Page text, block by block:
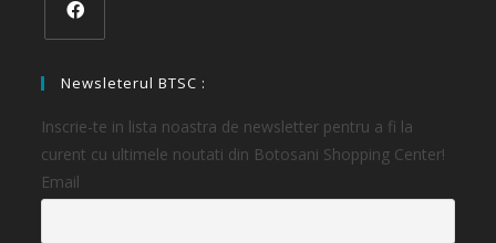
Newsleterul BTSC :
Inscrie-te in lista noastra de newsletter pentru a fi la
curent cu ultimele noutati din Botosani Shopping Center!
Email